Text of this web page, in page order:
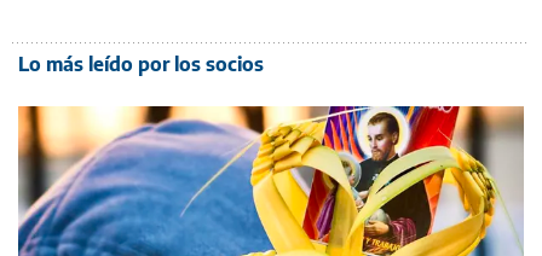
Lo más leído por los socios